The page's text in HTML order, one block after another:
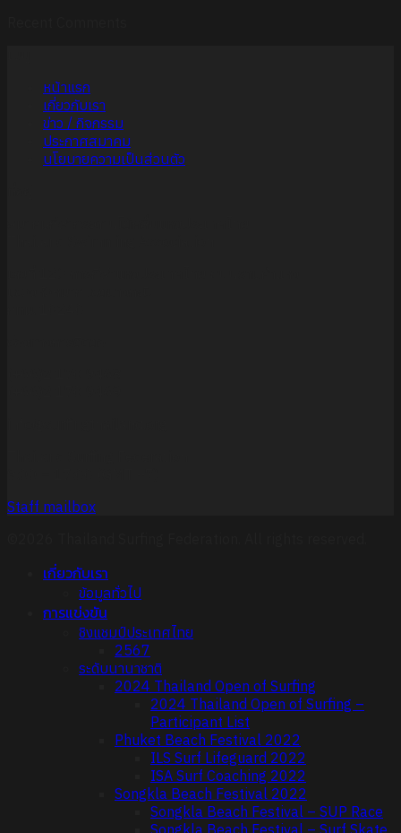
หน้าแรก
เกี่ยวกับเรา
ข่าว / กิจกรรม
ประกาศสมาคม
นโยบายความเป็นส่วนตัว
Staff mailbox
เกี่ยวกับเรา
ข้อมูลทั่วไป
การแข่งขัน
ชิงแชมป์ประเทศไทย
2567
ระดับนานาชาติ
2024 Thailand Open of Surfing
2024 Thailand Open of Surfing –
Participant List
Phuket Beach Festival 2022
ILS Surf Lifeguard 2022
ISA Surf Coaching 2022
Songkla Beach Festival 2022
Songkla Beach Festival – SUP Race
Songkla Beach Festival – Surf Skate